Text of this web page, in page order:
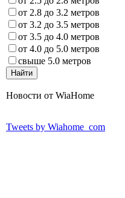
от 2.8 до 3.2 метров
от 3.2 до 3.5 метров
от 3.5 до 4.0 метров
от 4.0 до 5.0 метров
свыше 5.0 метров
Новости от WiaHome
Tweets by Wiahome_com